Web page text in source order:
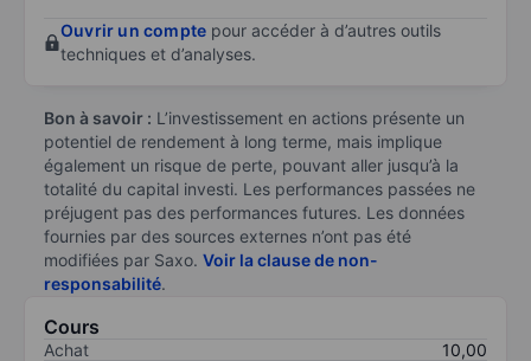
Ouvrir un compte pour accéder à d’autres outils
techniques et d’analyses.
Bon à savoir : L’investissement en actions présente un
potentiel de rendement à long terme, mais implique
également un risque de perte, pouvant aller jusqu’à la
totalité du capital investi. Les performances passées ne
préjugent pas des performances futures. Les données
fournies par des sources externes n’ont pas été
modifiées par Saxo. Voir la clause de non-
responsabilité.
Cours
Achat
10,00